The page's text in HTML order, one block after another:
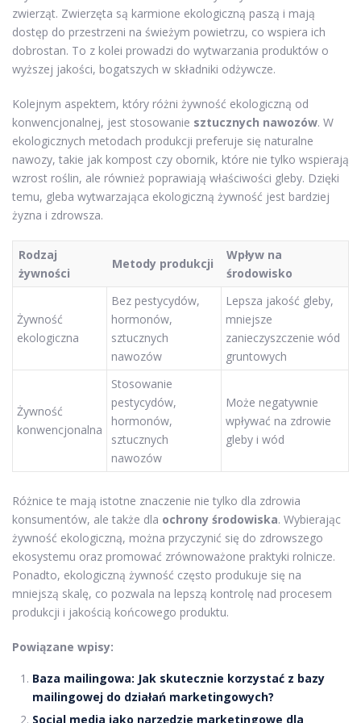
zwierząt. Zwierzęta są karmione ekologiczną paszą i mają
dostęp do przestrzeni na świeżym powietrzu, co wspiera ich
dobrostan. To z kolei prowadzi do wytwarzania produktów o
wyższej jakości, bogatszych w składniki odżywcze.
Kolejnym aspektem, który różni żywność ekologiczną od
konwencjonalnej, jest stosowanie sztucznych nawozów. W
ekologicznych metodach produkcji preferuje się naturalne
nawozy, takie jak kompost czy obornik, które nie tylko wspierają
wzrost roślin, ale również poprawiają właściwości gleby. Dzięki
temu, gleba wytwarzająca ekologiczną żywność jest bardziej
żyzna i zdrowsza.
Rodzaj
żywności
Metody produkcji
Wpływ na
środowisko
Żywność
ekologiczna
Bez pestycydów,
hormonów,
sztucznych
nawozów
Lepsza jakość gleby,
mniejsze
zanieczyszczenie wód
gruntowych
Żywność
konwencjonalna
Stosowanie
pestycydów,
hormonów,
sztucznych
nawozów
Może negatywnie
wpływać na zdrowie
gleby i wód
Różnice te mają istotne znaczenie nie tylko dla zdrowia
konsumentów, ale także dla ochrony środowiska. Wybierając
żywność ekologiczną, można przyczynić się do zdrowszego
ekosystemu oraz promować zrównoważone praktyki rolnicze.
Ponadto, ekologiczną żywność często produkuje się na
mniejszą skalę, co pozwala na lepszą kontrolę nad procesem
produkcji i jakością końcowego produktu.
Powiązane wpisy:
Baza mailingowa: Jak skutecznie korzystać z bazy
mailingowej do działań marketingowych?
Social media jako narzędzie marketingowe dla